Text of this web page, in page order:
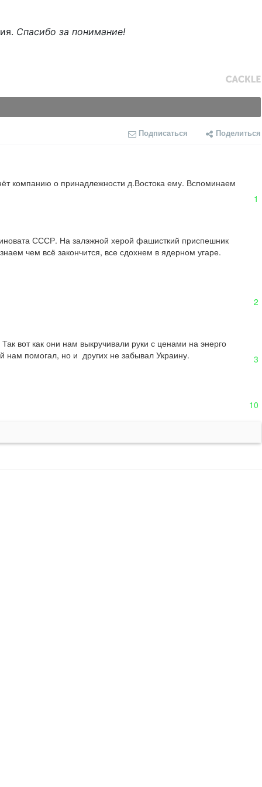
Спасибо за понимание!
Подписаться Поделиться
компанию о принадлежности д.Востока ему. Вспоминаем
1
СССР. На залэжной херой фашисткий приспешник
чем всё закончится, все сдохнем в ядерном угаре.
2
вот как они нам выкручивали руки с ценами на энерго
нам помогал, но и  других не забывал Украину.
3
10